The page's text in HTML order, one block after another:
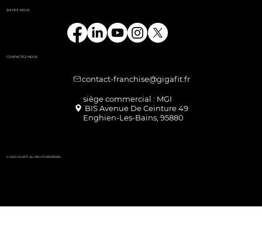
CONTACTEZ-NOUS
contact-franchise@gigafit.fr
Enghien-Les-Bains, 95880
SUIVEZ-NOUS
© 2025 GIGAFIT. ALL RIGHTS RESERVED.